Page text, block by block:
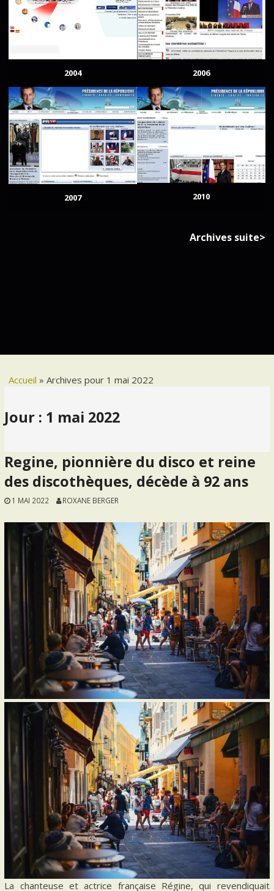
2004 2006
2007 2010
Archives suite>
Accueil »Archives pour 1 mai 2022
Jour : 1 mai 2022
Regine, pionnière du disco et reine
des discothèques, décède à 92 ans
1 MAI 2022 ROXANE BERGER
La chanteuse et actrice française Régine, qui revendiquait